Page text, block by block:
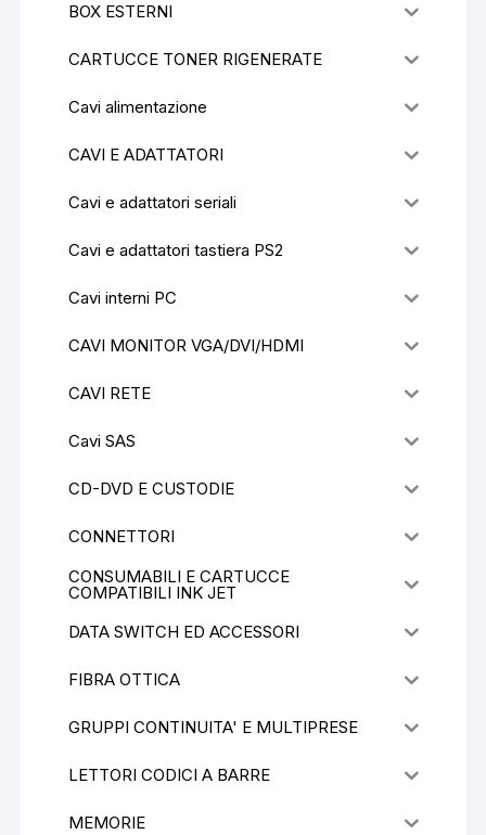
BOX ESTERNI
CARTUCCE TONER RIGENERATE
Cavi alimentazione
CAVI E ADATTATORI
Cavi e adattatori seriali
Cavi e adattatori tastiera PS2
Cavi interni PC
CAVI MONITOR VGA/DVI/HDMI
CAVI RETE
Cavi SAS
CD-DVD E CUSTODIE
CONNETTORI
CONSUMABILI E CARTUCCE
COMPATIBILI INK JET
DATA SWITCH ED ACCESSORI
FIBRA OTTICA
GRUPPI CONTINUITA' E MULTIPRESE
LETTORI CODICI A BARRE
MEMORIE